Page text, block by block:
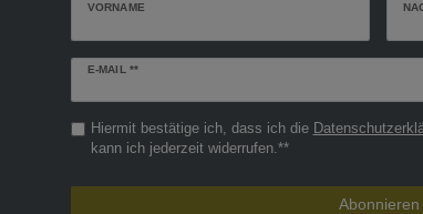
VORNAME
E-MAIL **
Newsletter
Hiermit bestätige ich, dass ich die
kann ich jederzeit widerrufen.**
Abonnieren